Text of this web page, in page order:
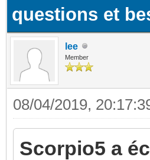
questions et
lee
Member
08/04/2019,
Scorpio5 a